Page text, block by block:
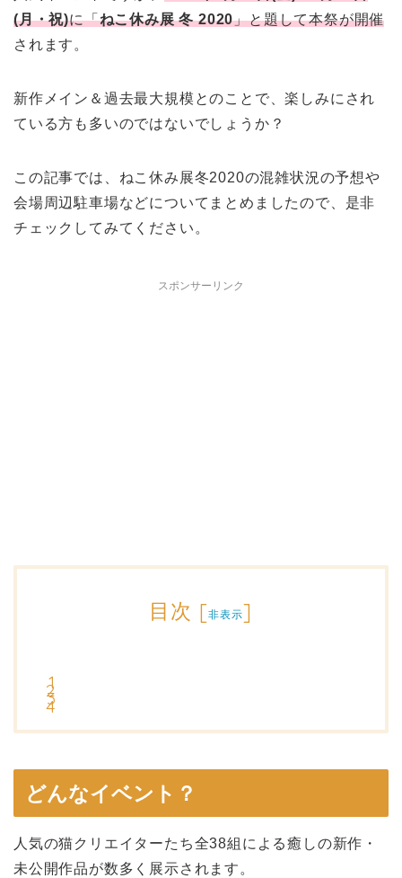
(月・祝)に「ねこ休み展 冬 2020」と題して本祭が開催
されます。
新作メイン＆過去最大規模とのことで、楽しみにされ
ている方も多いのではないでしょうか？
この記事では、ねこ休み展冬2020の混雑状況の予想や
会場周辺駐車場などについてまとめましたので、是非
チェックしてみてください。
スポンサーリンク
目次 [非表示]
どんなイベント？
人気の猫クリエイターたち全38組による癒しの新作・
未公開作品が数多く展示されます。